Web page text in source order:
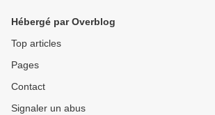
Hébergé par Overblog
Top articles
Pages
Contact
Signaler un abus